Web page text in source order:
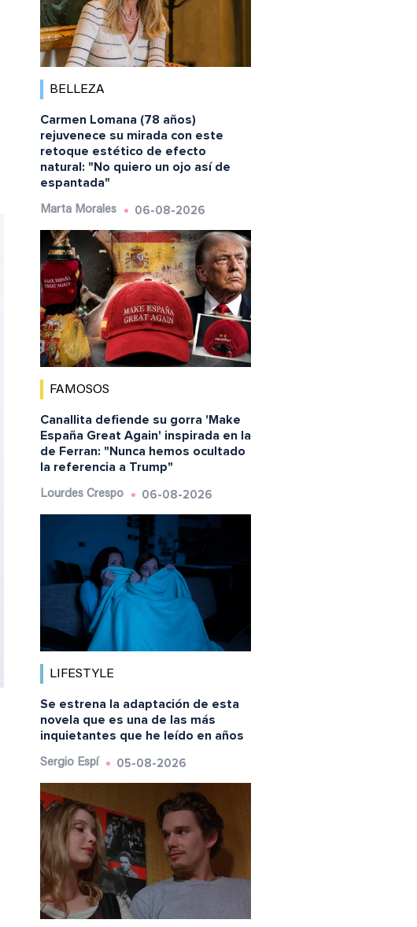
BELLEZA
Carmen Lomana (78 años)
rejuvenece su mirada con este
retoque estético de efecto
natural: "No quiero un ojo así de
espantada"
Marta Morales 06-08-2026
FAMOSOS
Canallita defiende su gorra 'Make
España Great Again' inspirada en la
de Ferran: "Nunca hemos ocultado
la referencia a Trump"
Lourdes Crespo 06-08-2026
LIFESTYLE
Se estrena la adaptación de esta
novela que es una de las más
inquietantes que he leído en años
Sergio Espí 05-08-2026